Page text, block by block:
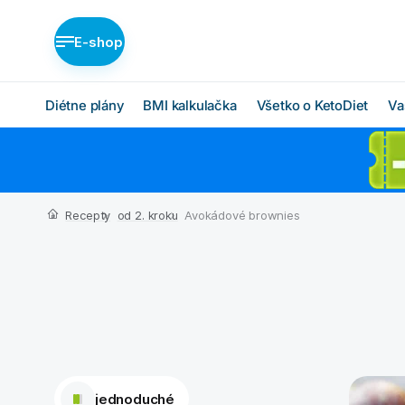
E-shop
Diétne plány
Nízka nadváha (BASIC)
BMI kalkulačka Všetko o KetoDiet
Ako KetoDiet funguje
O proteínovej diéte
Recepty od 2. kroku Avokádové brownies
jednoduché